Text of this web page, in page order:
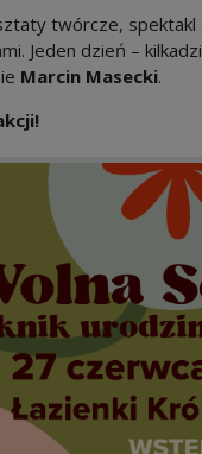
twórcze,
Jeden dzień –
Marcin Masecki.